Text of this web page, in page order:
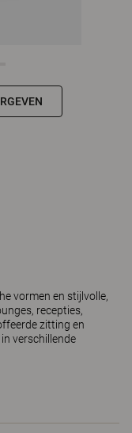
vormen en stijlvolle,
recepties,
zitting en
verschillende